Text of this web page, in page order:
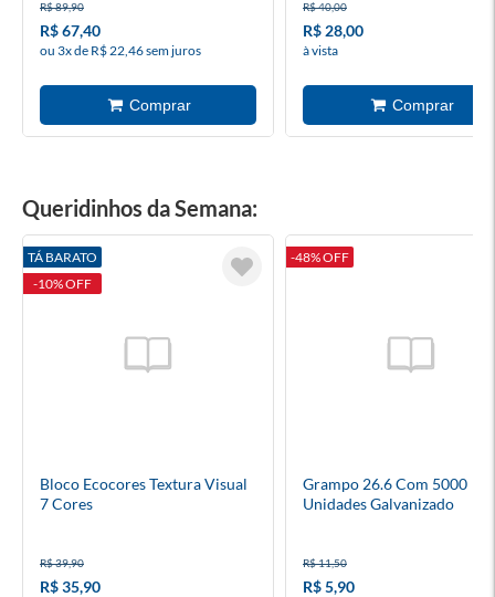
R$ 89,90
R$ 67,40
ou 3x de R$ 22,46 sem juros
R$ 40,00
R$ 28,00
à vista
Queridinhos da Semana:
TÁ BARATO
-10% OFF
Bloco Ecocores Textura Visual
7 Cores
R$ 39,90
R$ 35,90
-48% OFF
Grampo 26.6 Com 5000
Unidades Galvanizado
R$ 11,50
R$ 5,90